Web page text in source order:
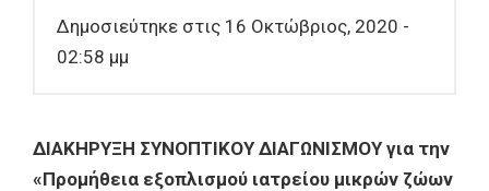
Δημοσιεύτηκε στις 16 Οκτώβριος, 2020 -
02:58 μμ
ΔΙΑΚΗΡΥΞΗ ΣΥΝΟΠΤΙΚΟΥ ΔΙΑΓΩΝΙΣΜΟΥ για την
«Προμήθεια εξοπλισμού ιατρείου μικρών ζώων